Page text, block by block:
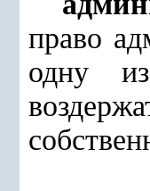
право
одну